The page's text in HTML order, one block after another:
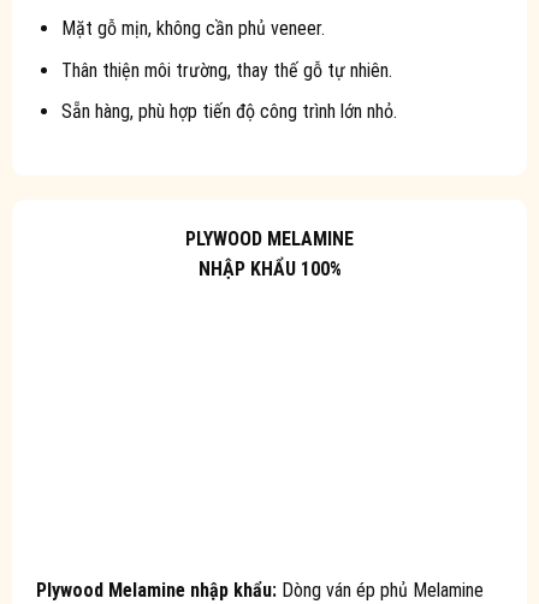
Mặt gỗ mịn, không cần phủ veneer.
Thân thiện môi trường, thay thế gỗ tự nhiên.
Sẵn hàng, phù hợp tiến độ công trình lớn nhỏ.
PLYWOOD MELAMINE
NHẬP KHẨU 100%
Plywood Melamine nhập khẩu:Dòng ván ép phủ Melamine